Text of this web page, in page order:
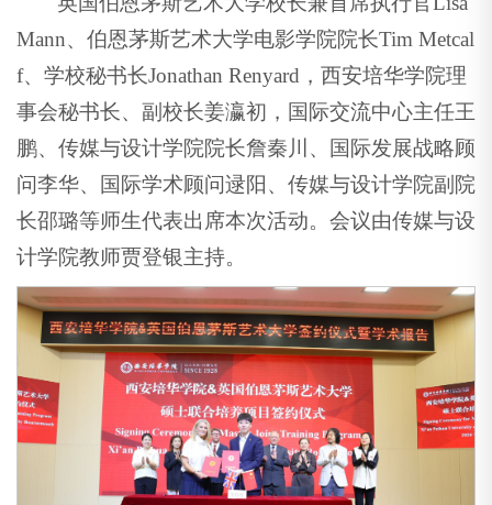
Mann、伯恩茅斯艺术大学电影学院院长Tim Metcal
f、学校秘书长Jonathan Renyard，西安培华学院理
事会秘书长、副校长姜瀛初，国际交流中心主任王
鹏、传媒与设计学院院长詹秦川、国际发展战略顾
问李华、国际学术顾问逯阳、传媒与设计学院副院
长邵璐等师生代表出席本次活动。会议由传媒与设
计学院教师贾登银主持。